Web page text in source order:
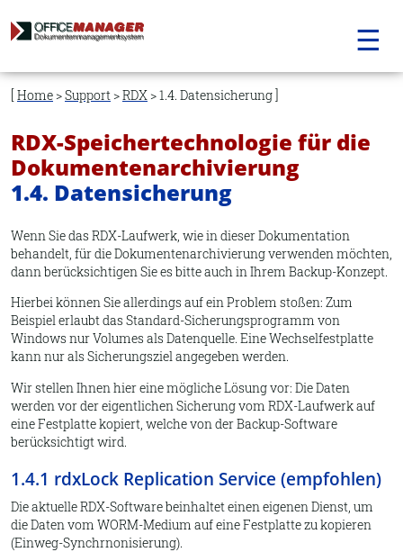
Navigation
überspringen
☰
Home >Support >RDX > 1.4. Datensicherung
RDX-Speichertechnologie für die
Dokumentenarchivierung
1.4. Datensicherung
Wenn Sie das RDX-Laufwerk, wie in dieser Dokumentation
behandelt, für die Dokumentenarchivierung verwenden möchten,
dann berücksichtigen Sie es bitte auch in Ihrem Backup-Konzept.
Hierbei können Sie allerdings auf ein Problem stoßen: Zum
Beispiel erlaubt das Standard-Sicherungsprogramm von
Windows nur Volumes als Datenquelle. Eine Wechselfestplatte
kann nur als Sicherungsziel angegeben werden.
Wir stellen Ihnen hier eine mögliche Lösung vor: Die Daten
werden vor der eigentlichen Sicherung vom RDX-Laufwerk auf
eine Festplatte kopiert, welche von der Backup-Software
berücksichtigt wird.
1.4.1 rdxLock Replication Service (empfohlen)
Die aktuelle RDX-Software beinhaltet einen eigenen Dienst, um
die Daten vom WORM-Medium auf eine Festplatte zu kopieren
(Einweg-Synchrnonisierung).